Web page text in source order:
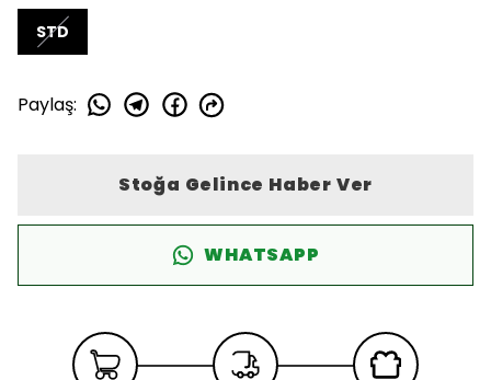
STD
Paylaş:
Stoğa Gelince Haber Ver
WHATSAPP